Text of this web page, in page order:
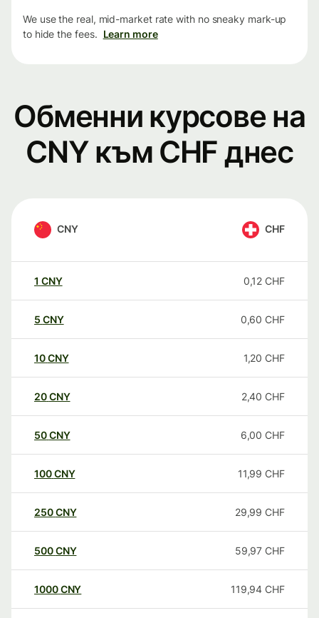
We use the real, mid-market rate with no sneaky mark-up
to hide the fees. Learn more
Обменни курсове на
CNY към CHF днес
CNY CHF
1 CNY 0,12 CHF
5 CNY 0,60 CHF
10CNY 1,20 CHF
20CNY 2,40 CHF
50CNY 6,00 CHF
100CNY 11,99 CHF
250CNY 29,99 CHF
500CNY 59,97 CHF
1000CNY 119,94 CHF